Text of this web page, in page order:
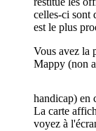
celles-ci sont
est le plus
Vous avez la
Mappy (non
handicap) en
La carte
voyez à